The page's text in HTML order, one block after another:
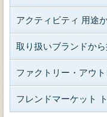
アクティビティ 用途
取り扱いブランドか
ファクトリー・アウ
フレンドマーケット